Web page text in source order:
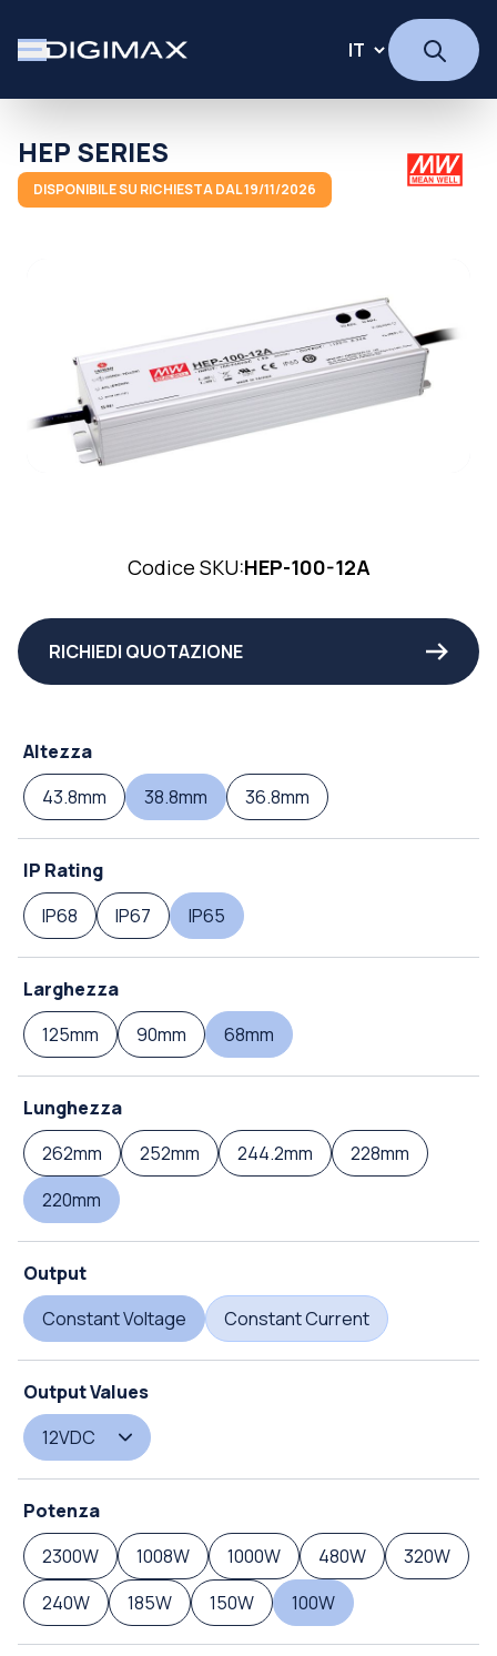
HEP SERIES
DISPONIBILE SU RICHIESTA DAL 19/11/2026
Codice SKU:HEP-100-12A
RICHIEDI QUOTAZIONE
Altezza
43.8mm
38.8mm 36.8mm
IP Rating
IP68
IP67 IP65
Larghezza
125mm
90mm 68mm
Lunghezza
262mm
252mm 244.2mm
228mm
220mm
Output
Constant Voltage
Constant Current
Output Values
12VDC
Potenza
2300W
1008W 1000W 480W
320W
240W
185W 150W 100W